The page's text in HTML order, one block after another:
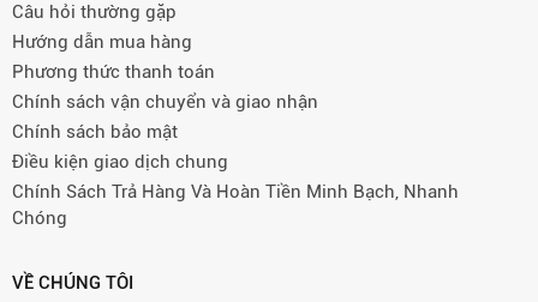
Câu hỏi thường gặp
Hướng dẫn mua hàng
Phương thức thanh toán
Chính sách vận chuyển và giao nhận
Chính sách bảo mật
Điều kiện giao dịch chung
Chính Sách Trả Hàng Và Hoàn Tiền Minh Bạch, Nhanh
Chóng
VỀ CHÚNG TÔI